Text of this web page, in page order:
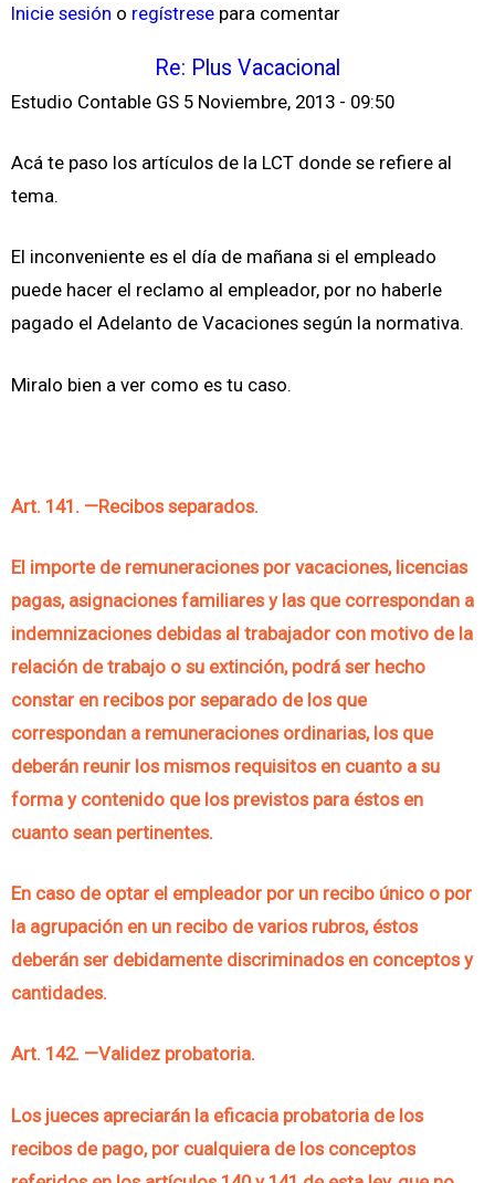
Inicie sesión o regístrese para comentar
Re: Plus Vacacional
Estudio Contable GS 5 Noviembre, 2013 - 09:50
Acá te paso los artículos de la LCT donde se refiere al
tema.
El inconveniente es el día de mañana si el empleado
puede hacer el reclamo al empleador, por no haberle
pagado el Adelanto de Vacaciones según la normativa.
Miralo bien a ver como es tu caso.
Art. 141. —Recibos separados.
El importe de remuneraciones por vacaciones, licencias
pagas, asignaciones familiares y las que correspondan a
indemnizaciones debidas al trabajador con motivo de la
relación de trabajo o su extinción, podrá ser hecho
constar en recibos por separado de los que
correspondan a remuneraciones ordinarias, los que
deberán reunir los mismos requisitos en cuanto a su
forma y contenido que los previstos para éstos en
cuanto sean pertinentes.
En caso de optar el empleador por un recibo único o por
la agrupación en un recibo de varios rubros, éstos
deberán ser debidamente discriminados en conceptos y
cantidades.
Art. 142. —Validez probatoria.
Los jueces apreciarán la eficacia probatoria de los
recibos de pago, por cualquiera de los conceptos